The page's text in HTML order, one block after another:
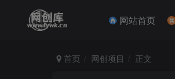
网站首页
首页 网创项目 正文